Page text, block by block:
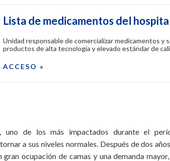
Lista de medicamentos del
Unidad responsable de comercializar medicamentos
productos de alta tecnología y elevado estándar de
ACCESO »
uno de los más impactados durante el
a sus niveles normales. Después de dos
ocupación de camas y una demanda